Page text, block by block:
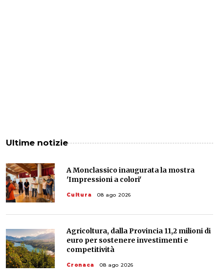
Ultime notizie
A Monclassico inaugurata la mostra
'Impressioni a colori'
Cultura 08 ago 2026
Agricoltura, dalla Provincia 11,2 milioni di
euro per sostenere investimenti e
competitività
Cronaca 08 ago 2026